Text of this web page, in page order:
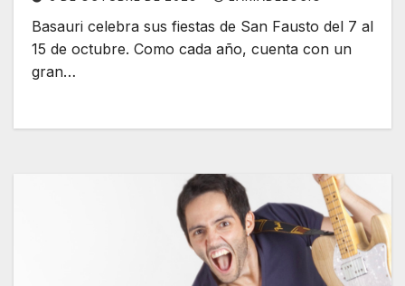
Basauri celebra sus fiestas de San Fausto del 7 al
15 de octubre. Como cada año, cuenta con un
gran…